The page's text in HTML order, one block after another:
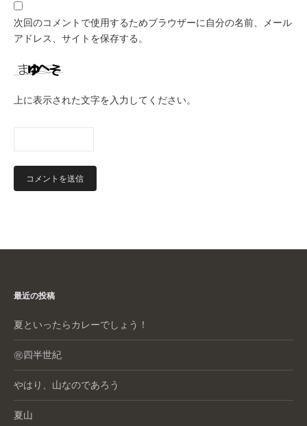
次回のコメントで使用するためブラウザーに自分の名前、メール
アドレス、サイトを保存する。
上に表示された文字を入力してください。
最近の投稿
夏といったらカレーでしょう！
㊗️四半世紀
やはり、山なのであろう
夏山